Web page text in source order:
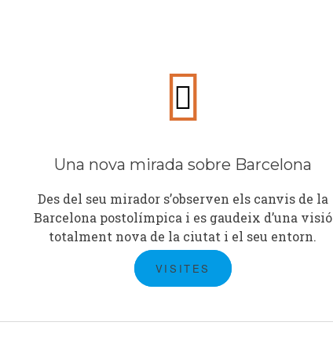
Una nova mirada sobre Barcelona
Des del seu mirador s’observen els canvis de la
Barcelona postolímpica i es gaudeix d’una visió
totalment nova de la ciutat i el seu entorn.
VISITES